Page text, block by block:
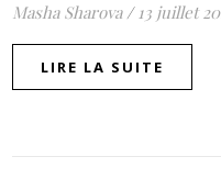
Masha Sharova / 13 juillet
LIRE LA SUITE